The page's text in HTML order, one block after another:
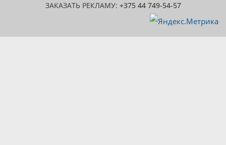
ЗАКАЗАТЬ РЕКЛАМУ: +375 44 749-54-57